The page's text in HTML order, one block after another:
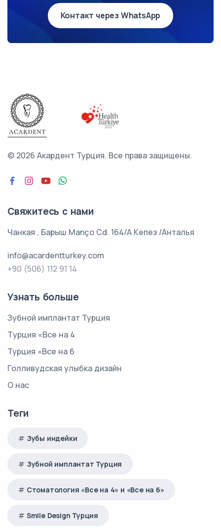
Контакт через WhatsApp
© 2026 Акардент Турция. Все права защищены.
Свяжитесь с нами
Чанкая , Барыш Manço Cd. 164/A Кепез /Анталья
info@acardentturkey.com
+90 (506) 112 91 14
Узнать больше
Зубной имплантат Турция
Tурция «Все на 4
Турция «Все на 6
Голливудская улыбка дизайн
О нас
Теги
Зубы индейки
Зубной имплантат Турция
Стоматология «Все на 4» и «Все на 6»
Smile Design Турция